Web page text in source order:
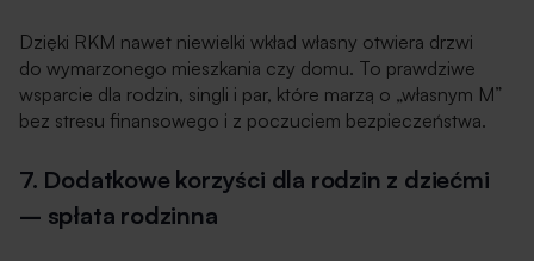
Dzięki RKM nawet niewielki wkład własny otwiera drzwi
do wymarzonego mieszkania czy domu. To prawdziwe
wsparcie dla rodzin, singli i par, które marzą o „własnym M”
bez stresu finansowego i z poczuciem bezpieczeństwa.
7. Dodatkowe korzyści dla rodzin z dziećmi
– spłata rodzinna